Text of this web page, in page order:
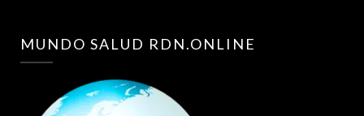
MUNDO SALUD RDN.ONLINE